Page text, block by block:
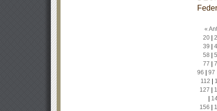
«
20|
39
58
77
96
97
112
127
156